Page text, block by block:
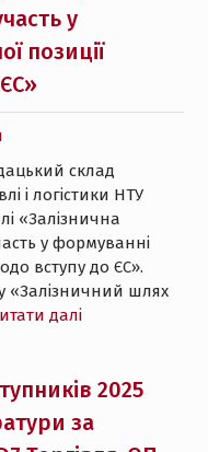
у
позиції
склад
і логістики НТУ
«Залізнична
у формуванні
вступу до ЄС».
«Залізничний шлях
далі
2025
за